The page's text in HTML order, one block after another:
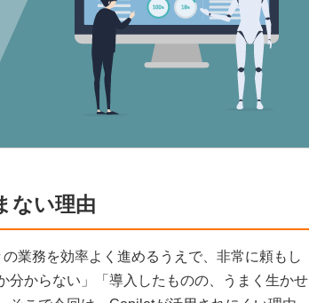
ない理由
業務を効率よく進めるうえで、非常に頼もし
分からない」「導入したものの、うまく生かせ